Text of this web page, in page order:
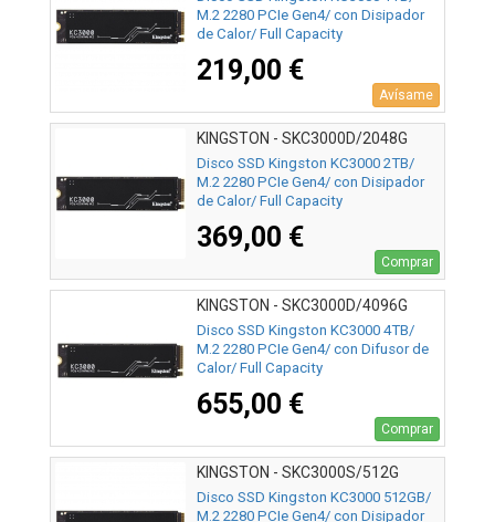
M.2 2280 PCIe Gen4/ con Disipador
de Calor/ Full Capacity
219,00 €
Avísame
KINGSTON - SKC3000D/2048G
Disco SSD Kingston KC3000 2TB/
M.2 2280 PCIe Gen4/ con Disipador
de Calor/ Full Capacity
369,00 €
Comprar
KINGSTON - SKC3000D/4096G
Disco SSD Kingston KC3000 4TB/
M.2 2280 PCIe Gen4/ con Difusor de
Calor/ Full Capacity
655,00 €
Comprar
KINGSTON - SKC3000S/512G
Disco SSD Kingston KC3000 512GB/
M.2 2280 PCIe Gen4/ con Disipador